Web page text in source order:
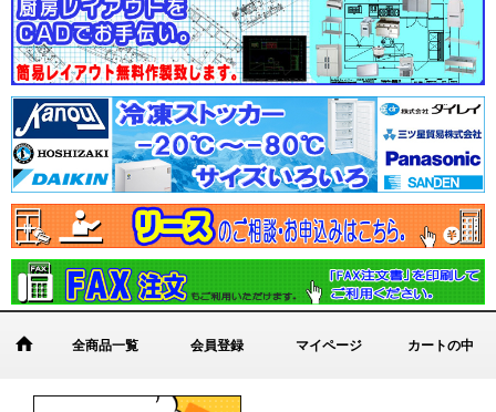
全商品一覧 会員登録 マイページ カートの中